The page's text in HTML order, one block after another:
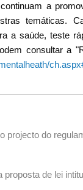
a
temáticas.
a saúde, teste
consultar a
do
de lei